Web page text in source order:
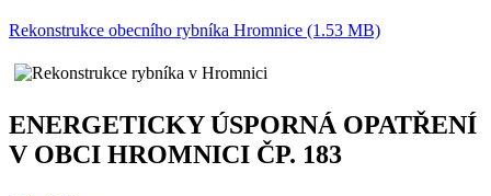
Rekonstrukce obecního rybníka Hromnice (1.53 MB)
ENERGETICKY ÚSPORNÁ OPATŘENÍ
V OBCI HROMNICI ČP. 183